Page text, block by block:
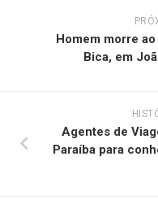
Homem morre
Bica, em
Agentes de
Paraíba para